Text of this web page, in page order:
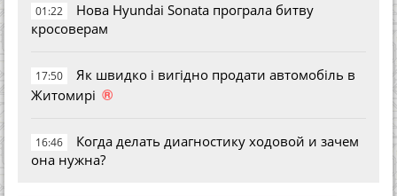
01:22
Нова Hyundai Sonata програла битву
кросоверам
17:50
Як швидко і вигідно продати автомобіль в
Житомирі ®
16:46
Когда делать диагностику ходовой и зачем
она нужна?